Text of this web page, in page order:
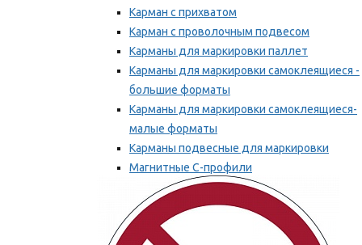
Карман с прихватом
Карман с проволочным подвесом
Карманы для маркировки паллет
Карманы для маркировки самоклеящиеся -
большие форматы
Карманы для маркировки самоклеящиеся-
малые форматы
Карманы подвесные для маркировки
Магнитные С-профили
Напольная маркировка
Мы рекомендуем